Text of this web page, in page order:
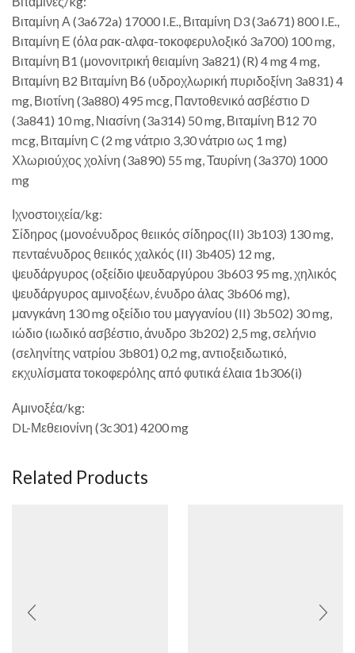
Βιταμίνη Α (3a672a) 17000 I.E., Βιταμίνη D3 (3a671) 800 I.E.,
Βιταμίνη Ε (όλα ρακ-αλφα-τοκοφερυλοξικό 3a700) 100 mg,
Βιταμίνη Β1 (μονονιτρική θειαμίνη 3a821) (R) 4 mg 4 mg,
Βιταμίνη B2 Βιταμίνη Β6 (υδροχλωρική πυριδοξίνη 3a831) 4
mg, Βιοτίνη (3a880) 495 mcg, Παντοθενικό ασβέστιο D
(3a841) 10 mg, Νιασίνη (3a314) 50 mg, Βιταμίνη Β12 70
mcg, Βιταμίνη C (2 mg νάτριο 3,30 νάτριο ως 1 mg)
Χλωριούχος χολίνη (3a890) 55 mg, Ταυρίνη (3a370) 1000
mg
Ιχνοστοιχεία/kg:
Σίδηρος (μονοένυδρος θειικός σίδηρος(II) 3b103) 130 mg,
πενταένυδρος θειικός χαλκός (II) 3b405) 12 mg,
ψευδάργυρος (οξείδιο ψευδαργύρου 3b603 95 mg, χηλικός
ψευδάργυρος αμινοξέων, ένυδρο άλας 3b606 mg),
μανγκάνη 130 mg οξείδιο του μαγγανίου (II) 3b502) 30 mg,
ιώδιο (ιωδικό ασβέστιο, άνυδρο 3b202) 2,5 mg, σελήνιο
(σεληνίτης νατρίου 3b801) 0,2 mg, αντιοξειδωτικό,
εκχυλίσματα τοκοφερόλης από φυτικά έλαια 1b306(i)
Αμινοξέα/kg:
DL-Μεθειονίνη (3c301) 4200 mg
Related Products